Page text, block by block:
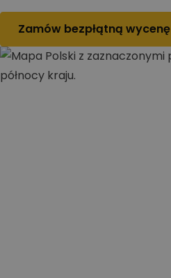
Zamów bezpłątną wycenę